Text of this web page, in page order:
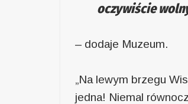
oczywiście
– dodaje Muzeum.
„Na lewym brzegu
jedna! Niemal